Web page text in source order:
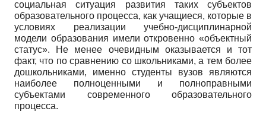
социальная ситуация развития таких субъектов
образовательного процесса, как учащиеся, которые в
условиях реализации учебно-дисциплинарной
модели образования имели откровенно «объектный
статус». Не менее очевидным оказывается и тот
факт, что по сравнению со школьниками, а тем более
дошкольниками, именно студенты вузов являются
наиболее полноценными и полноправными
субъектами современного образовательного
процесса.